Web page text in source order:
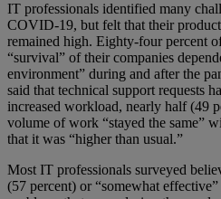
IT professionals identified many
COVID-19, but felt that their
remained high. Eighty-four percent
“survival” of their companies
environment” during and after the
said that technical support requests
increased workload, nearly half (49
volume of work “stayed the same”
that it was “higher than usual.”
Most IT professionals surveyed
(57 percent) or “somewhat